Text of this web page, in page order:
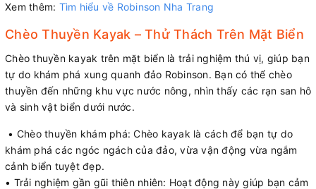
Xem thêm: Tìm hiểu về Robinson Nha Trang
Chèo Thuyền Kayak – Thử Thách Trên Mặt Biển
Chèo thuyền kayak trên mặt biển là trải nghiệm thú vị, giúp bạn
tự do khám phá xung quanh đảo Robinson. Bạn có thể chèo
thuyền đến những khu vực nước nông, nhìn thấy các rạn san hô
và sinh vật biển dưới nước.
• Chèo thuyền khám phá: Chèo kayak là cách để bạn tự do
khám phá các ngóc ngách của đảo, vừa vận động vừa ngắm
cảnh biển tuyệt đẹp.
• Trải nghiệm gần gũi thiên nhiên: Hoạt động này giúp bạn cảm